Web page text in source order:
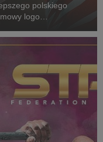
polskiego
logo